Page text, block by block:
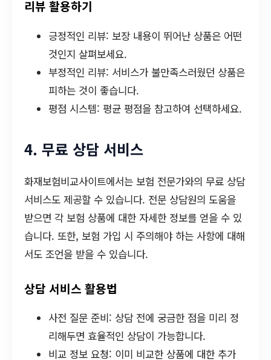
리뷰 활용하기
긍정적인 리뷰: 보장 내용이 뛰어난 상품은 어떤
것인지 살펴보세요.
부정적인 리뷰: 서비스가 불만족스러웠던 상품은
피하는 것이 좋습니다.
평점 시스템: 평균 평점을 참고하여 선택하세요.
4. 무료 상담 서비스
화재보험비교사이트에서는 보험 전문가와의 무료 상담
서비스도 제공할 수 있습니다. 전문 상담원의 도움을
받으면 각 보험 상품에 대한 자세한 정보를 얻을 수 있
습니다. 또한, 보험 가입 시 주의해야 하는 사항에 대해
서도 조언을 받을 수 있습니다.
상담 서비스 활용법
사전 질문 준비: 상담 전에 궁금한 점을 미리 정
리해두면 효율적인 상담이 가능합니다.
비교 정보 요청: 이미 비교한 상품에 대한 추가